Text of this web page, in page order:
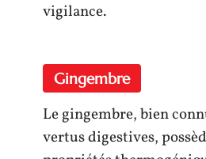
vigilance.
Gingembre
Le gingembre, bien
vertus digestives,